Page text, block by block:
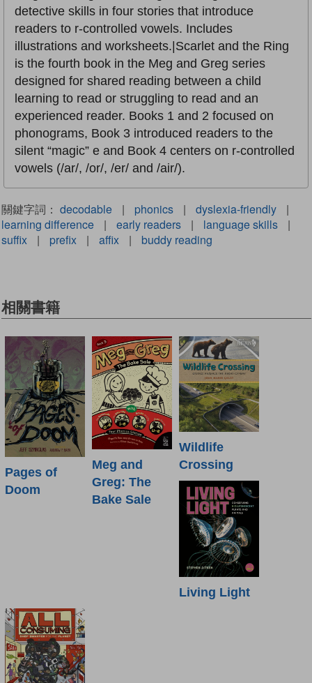
detective skills in four stories that introduce
readers to r-controlled vowels. Includes
illustrations and worksheets.|Scarlet and the Ring
is the fourth book in the Meg and Greg series
designed for shared reading between a child
learning to read or struggling to read and an
experienced reader. Books 1 and 2 focused on
phonograms, Book 3 introduced readers to the
silent “magic” e and Book 4 centers on r-controlled
vowels (/ar/, /or/, /er/ and /air/).
關鍵字詞： decodable | phonics | dyslexia-friendly
|
learning difference
| early readers | language skills
|
suffix
| prefix | affix | buddy reading
相關書籍
Pages of
Doom
Meg and
Greg: The
Bake Sale
Wildlife
Crossing
Living Light